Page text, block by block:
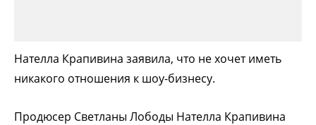
Нателла Крапивина заявила, что не хочет иметь
никакого отношения к шоу-бизнесу.
Продюсер Светланы Лободы Нателла Крапивина